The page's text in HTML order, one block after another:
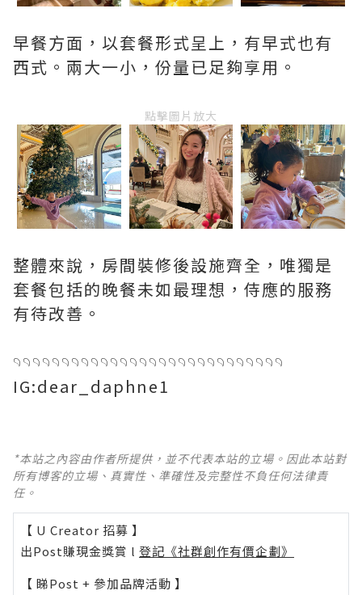
早餐方面，以套餐形式呈上，有早式也有
西式。兩大一小，份量已足夠享用。
點擊圖片放大
整體來說，房間裝修後設施齊全，唯獨是
套餐包括的晚餐未如最理想，侍應的服務
有待改善。
𓄹𓄹𓄹𓄹𓄹𓄹𓄹𓄹𓄹𓄹𓄹𓄹𓄹𓄹𓄹𓄹𓄹𓄹𓄹𓄹𓄹𓄹𓄹𓄹𓄹𓄹𓄹𓄹
IG:dear_daphne1
*本站之內容由作者所提供，並不代表本站的立場。因此本站對
所有博客的立場、真實性、準確性及完整性不負任何法律責
任。
【 U Creator 招募 】
出Post賺現金獎賞 l 登記《社群創作有價企劃》
【 睇Post + 參加品牌活動 】